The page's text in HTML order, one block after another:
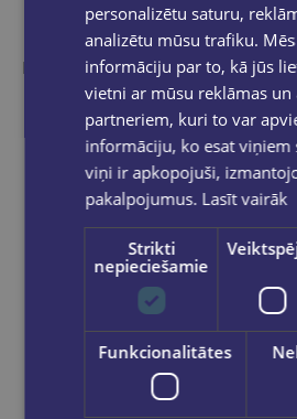
Līdzīgas preces
Ieskaties, varbūt noder
personalizētu saturu,
analizētu mūsu trafiku.
informāciju par to, kā jūs
vietni ar mūsu reklāmas un
partneriem, kuri to var
informāciju, ko esat viņiem
viņi ir apkopojuši,
pakalpojumus. Lasīt vairāk
Strikti
nepieciešamie
Funkcionalitātes